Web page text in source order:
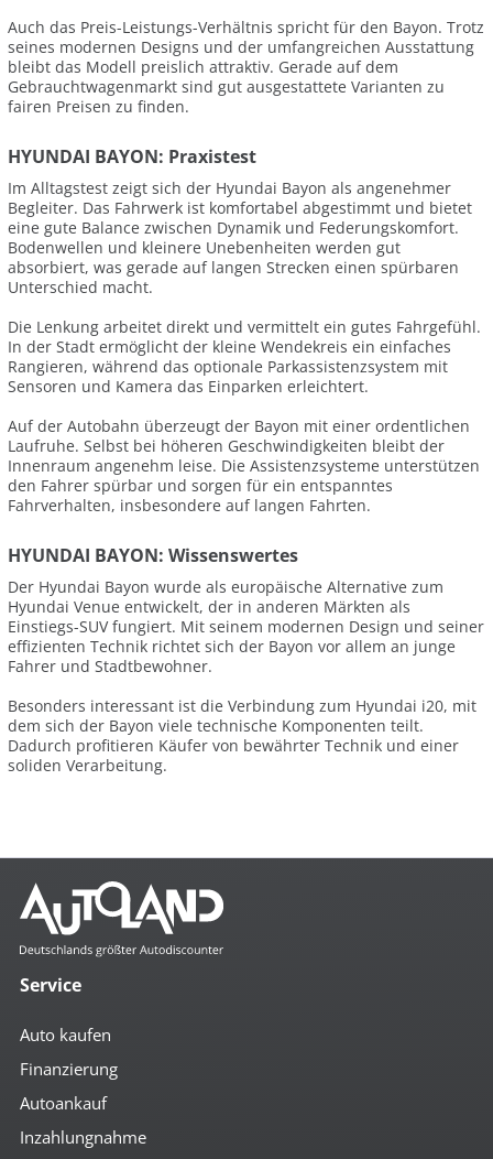
Auch das Preis-Leistungs-Verhältnis spricht für den Bayon. Trotz
seines modernen Designs und der umfangreichen Ausstattung
bleibt das Modell preislich attraktiv. Gerade auf dem
Gebrauchtwagenmarkt sind gut ausgestattete Varianten zu
fairen Preisen zu finden.
HYUNDAI BAYON: Praxistest
Im Alltagstest zeigt sich der Hyundai Bayon als angenehmer
Begleiter. Das Fahrwerk ist komfortabel abgestimmt und bietet
eine gute Balance zwischen Dynamik und Federungskomfort.
Bodenwellen und kleinere Unebenheiten werden gut
absorbiert, was gerade auf langen Strecken einen spürbaren
Unterschied macht.
Die Lenkung arbeitet direkt und vermittelt ein gutes Fahrgefühl.
In der Stadt ermöglicht der kleine Wendekreis ein einfaches
Rangieren, während das optionale Parkassistenzsystem mit
Sensoren und Kamera das Einparken erleichtert.
Auf der Autobahn überzeugt der Bayon mit einer ordentlichen
Laufruhe. Selbst bei höheren Geschwindigkeiten bleibt der
Innenraum angenehm leise. Die Assistenzsysteme unterstützen
den Fahrer spürbar und sorgen für ein entspanntes
Fahrverhalten, insbesondere auf langen Fahrten.
HYUNDAI BAYON: Wissenswertes
Der Hyundai Bayon wurde als europäische Alternative zum
Hyundai Venue entwickelt, der in anderen Märkten als
Einstiegs-SUV fungiert. Mit seinem modernen Design und seiner
effizienten Technik richtet sich der Bayon vor allem an junge
Fahrer und Stadtbewohner.
Besonders interessant ist die Verbindung zum Hyundai i20, mit
dem sich der Bayon viele technische Komponenten teilt.
Dadurch profitieren Käufer von bewährter Technik und einer
soliden Verarbeitung.
Service
Auto kaufen
Finanzierung
Autoankauf
Inzahlungnahme